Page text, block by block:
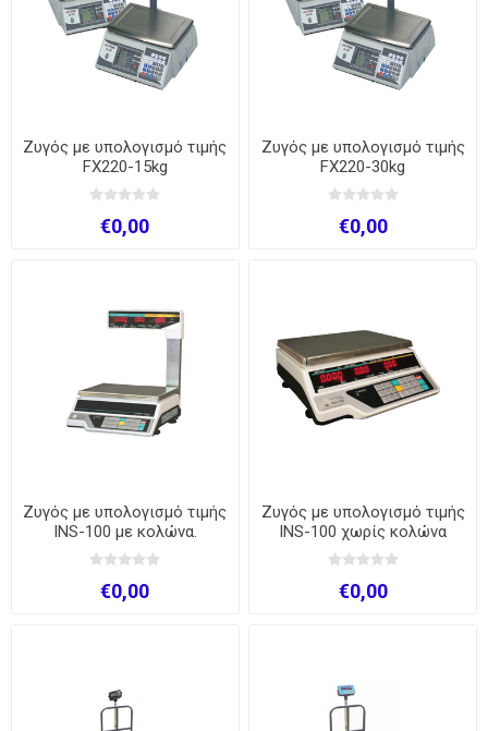
Ζυγός με υπολογισμό τιμής
FX220-15kg
€0,00
Ζυγός με υπολογισμό τιμής
FX220-30kg
€0,00
Ζυγός με υπολογισμό τιμής
INS-100 με κολώνα.
€0,00
Ζυγός με υπολογισμό τιμής
INS-100 χωρίς κολώνα
€0,00